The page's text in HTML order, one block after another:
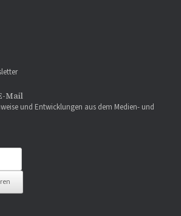
Mail
und Entwicklungen aus dem Medien- und